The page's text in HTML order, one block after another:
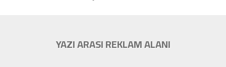
YAZI ARASI REKLAM ALANI